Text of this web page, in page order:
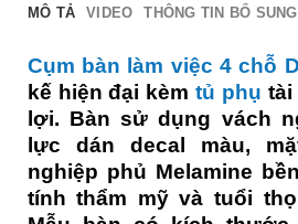
MÔ TẢ VIDEO THÔNG TIN BỔ SUNG
Cụm bàn làm việc 4 chỗ
kế hiện đại kèmtủ phụ tài
lợi. Bàn sử dụng vách
lực dán decal màu,
nghiệp phủ Melamine
tính thẩm mỹ và tuổi